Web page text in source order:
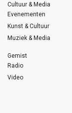
Cultuur & Media
Evenementen
Kunst & Cultuur
Muziek & Media
Gemist
Radio
Video